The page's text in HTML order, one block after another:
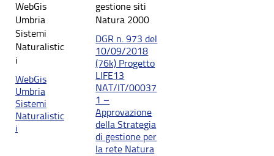
WebGis
Umbria
Sistemi
Naturalistic
i
WebGis
Umbria
Sistemi
Naturalistic
i
gestione siti
Natura 2000
DGR n. 973 del
10/09/2018
(76k) Progetto
LIFE13
NAT/IT/00037
1 –
Approvazione
della Strategia
di gestione per
la rete Natura